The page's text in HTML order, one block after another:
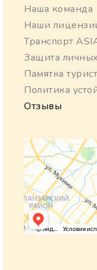
Наша команда
Наши
Транспорт
Защита
Памятка
Политика
Отзывы